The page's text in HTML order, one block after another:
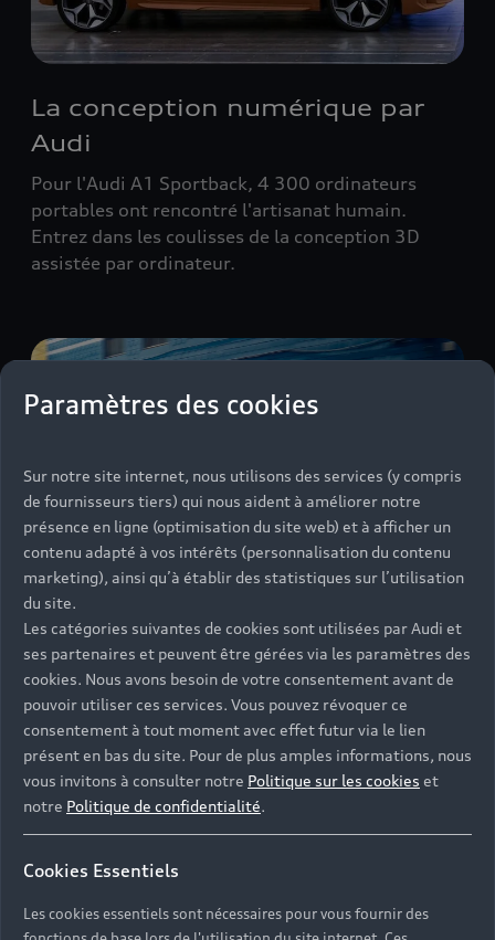
La conception numérique par
Audi
Pour l'Audi A1 Sportback, 4 300 ordinateurs
portables ont rencontré l'artisanat humain.
Entrez dans les coulisses de la conception 3D
assistée par ordinateur.
Un design automobile racé
Si la sobriété, l'élégance et les lignes affirmées
incarnent l'ADN du design Audi, chaque modèle
de la marque affirme un style unique.
Découvrir
Paramètres des cookies
Sur notre site internet, nous utilisons des services (y compris
de fournisseurs tiers) qui nous aident à améliorer notre
présence en ligne (optimisation du site web) et à afficher un
contenu adapté à vos intérêts (personnalisation du contenu
marketing), ainsi qu’à établir des statistiques sur l’utilisation
du site.
Les catégories suivantes de cookies sont utilisées par Audi et
ses partenaires et peuvent être gérées via les paramètres des
cookies. Nous avons besoin de votre consentement avant de
pouvoir utiliser ces services. Vous pouvez révoquer ce
consentement à tout moment avec effet futur via le lien
présent en bas du site. Pour de plus amples informations, nous
vous invitons à consulter notre Politique sur les cookies et
notre Politique de confidentialité.
Cookies Essentiels
Les cookies essentiels sont nécessaires pour vous fournir des